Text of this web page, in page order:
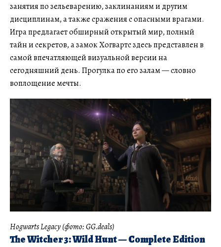
занятия по зельеварению, заклинаниям и другим
дисциплинам, а также сражения с опасными врагами.
Игра предлагает обширный открытый мир, полный
тайн и секретов, а замок Хогвартс здесь представлен в
самой впечатляющей визуальной версии на
сегодняшний день. Прогулка по его залам — словно
воплощение мечты.
Hogwarts Legacy (фото: GG.deals)
The Witcher 3: Wild Hunt — Complete Edition